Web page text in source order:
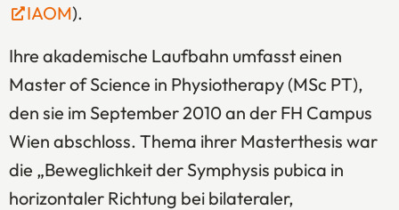
IAOM(Öffnet in einem neuen Tab oder Fenster)
).
Ihre akademische Laufbahn umfasst einen
Master of Science in Physiotherapy (MSc PT),
den sie im September 2010 an der FH Campus
Wien abschloss. Thema ihrer Masterthesis war
die „Beweglichkeit der Symphysis pubica in
horizontaler Richtung bei bilateraler,